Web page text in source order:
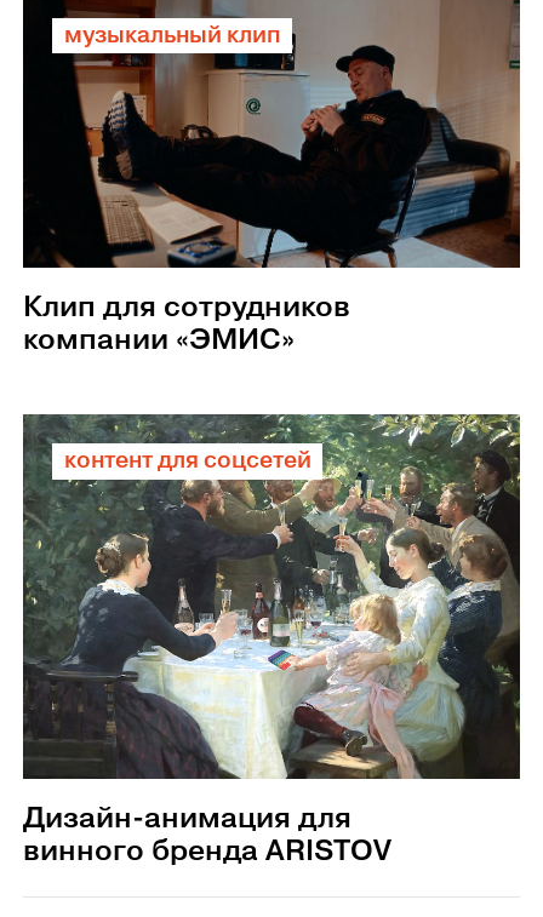
музыкальный клип
Клип для сотрудников
компании «ЭМИС»
контент для соцсетей
Дизайн-анимация для
винного бренда ARISTOV